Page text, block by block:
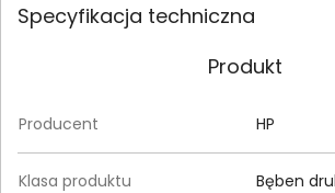
Specyfikacja techniczna
Produkt
Producent HP
Klasa produktu Bęben